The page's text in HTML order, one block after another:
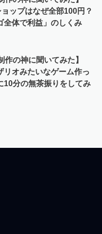
ップはなぜ全部100円？
全体で利益」のしくみ
作の神に聞いてみた】
リオみたいなゲーム作っ
10分の無茶振りをしてみ